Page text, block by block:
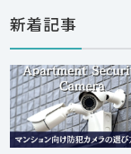
新着記事